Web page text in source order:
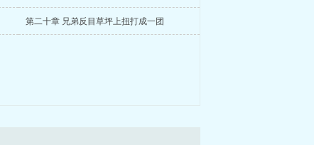
第二十章 兄弟反目草坪上扭打成一团